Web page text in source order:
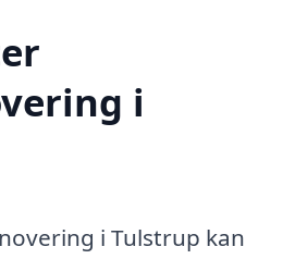
i
i Tulstrup kan